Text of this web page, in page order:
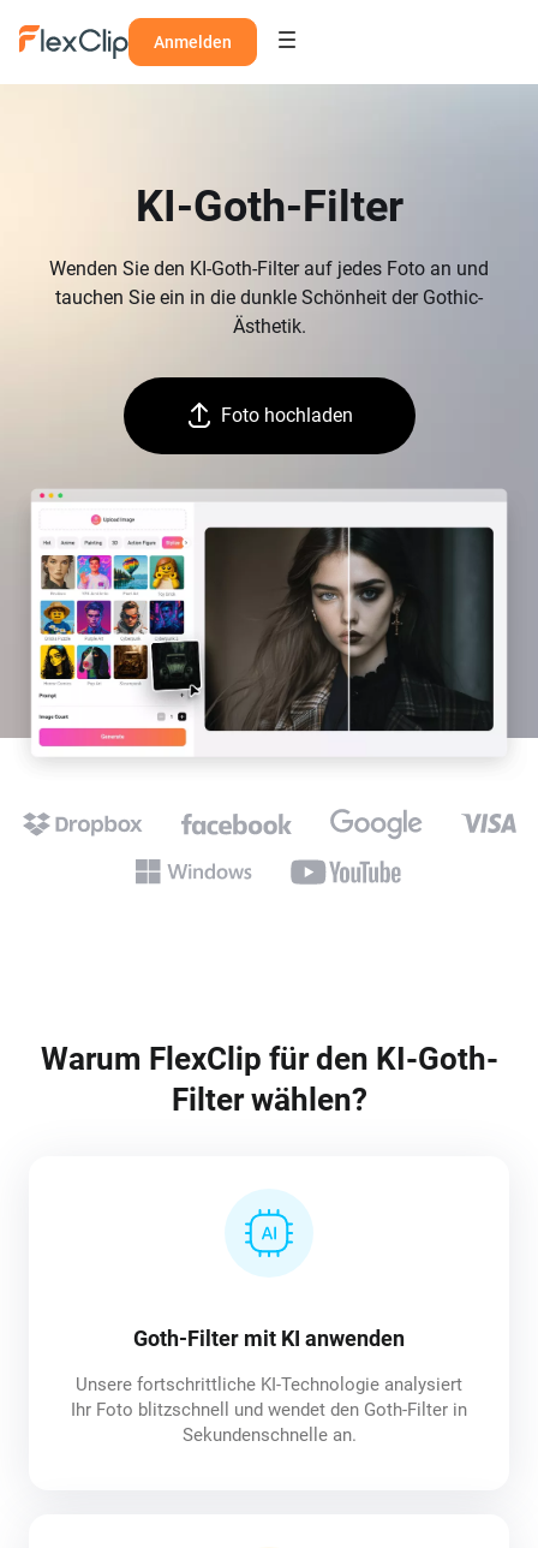
Anmelden
KI-Goth-Filter
Wenden Sie den KI-Goth-Filter auf jedes Foto an und
tauchen Sie ein in die dunkle Schönheit der Gothic-
Ästhetik.
Foto hochladen
Warum FlexClip für den KI-Goth-
Filter wählen?
Goth-Filter mit KI anwenden
Unsere fortschrittliche KI-Technologie analysiert
Ihr Foto blitzschnell und wendet den Goth-Filter in
Sekundenschnelle an.